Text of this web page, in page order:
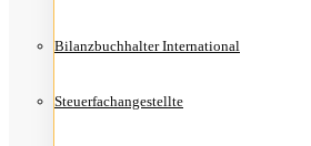
Bilanz­buch­hal­ter International
Steu­er­fach­an­ge­stell­te